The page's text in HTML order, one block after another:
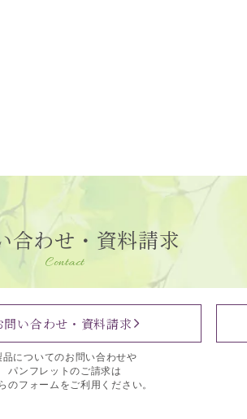
合わせ・資料請求
Contact
問い合わせ・資料請求
品についてのお問い合わせや
パンフレットのご請求は
のフォームをご利用ください。